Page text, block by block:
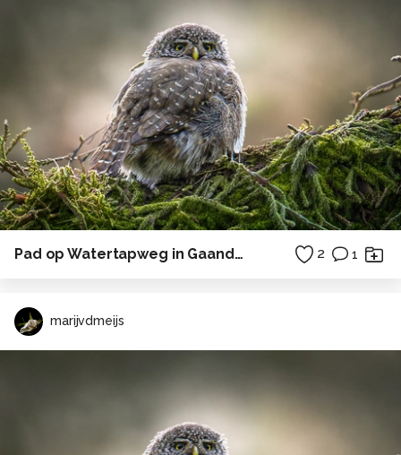
Pad op Watertapweg in Gaanderen 2 1
marijvdmeijs